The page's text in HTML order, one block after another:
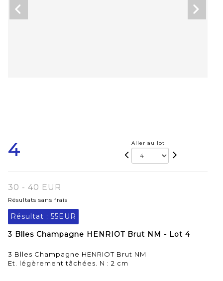
4 Aller au lot
30 - 40 EUR
Résultats sans frais
Résultat : 55EUR
3 Blles Champagne HENRIOT Brut NM - Lot 4
3 Blles Champagne HENRIOT Brut NM
Et. légèrement tâchées. N : 2 cm